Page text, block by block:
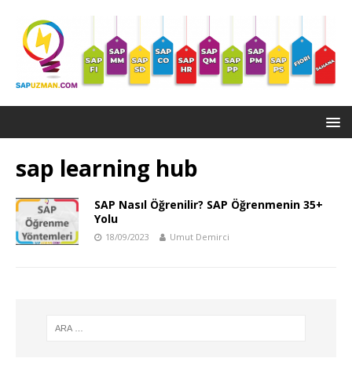
sap learning hub
SAP Nasıl Öğrenilir? SAP Öğrenmenin 35+
Yolu
18/09/2023 Umut Demirci